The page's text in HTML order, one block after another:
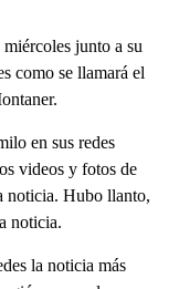
junto a su
como se llamará el
en sus redes
videos y fotos de
noticia. Hubo llanto,
noticia.
la noticia más